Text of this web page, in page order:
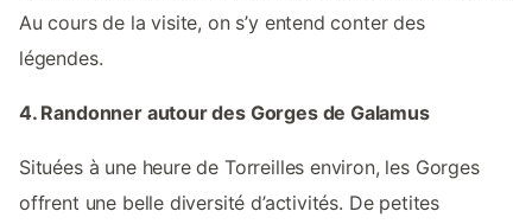
Au cours de la visite, on s’y entend conter des
légendes.
4. Randonner autour des Gorges de Galamus
Situées à une heure de Torreilles environ, les Gorges
offrent une belle diversité d’activités. De petites